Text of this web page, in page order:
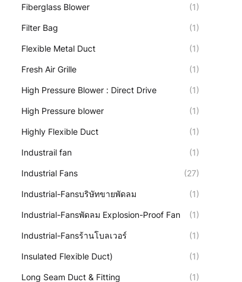
Fiberglass Blower (1)
Filter Bag (1)
Flexible Metal Duct (1)
Fresh Air Grille (1)
High Pressure Blower : Direct Drive (1)
High Pressure blower (1)
Highly Flexible Duct (1)
Industrail fan (1)
Industrial Fans (27)
Industrial-Fansบริษัทขายพัดลม (1)
Industrial-Fansพัดลม Explosion-Proof Fan (1)
Industrial-Fansร้านโบลเวอร์ (1)
Insulated Flexible Duct) (1)
Long Seam Duct & Fitting (1)